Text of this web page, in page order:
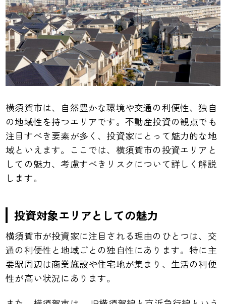
横須賀市は、自然豊かな環境や交通の利便性、独自
の地域性を持つエリアです。不動産投資の観点でも
注目すべき要素が多く、投資家にとって魅力的な地
域といえます。ここでは、横須賀市の投資エリアと
しての魅力、考慮すべきリスクについて詳しく解説
します。
投資対象エリアとしての魅力
横須賀市が投資家に注目される理由のひとつは、交
通の利便性と地域ごとの独自性にあります。特に主
要駅周辺は商業施設や住宅地が集まり、生活の利便
性が高い状況にあります。